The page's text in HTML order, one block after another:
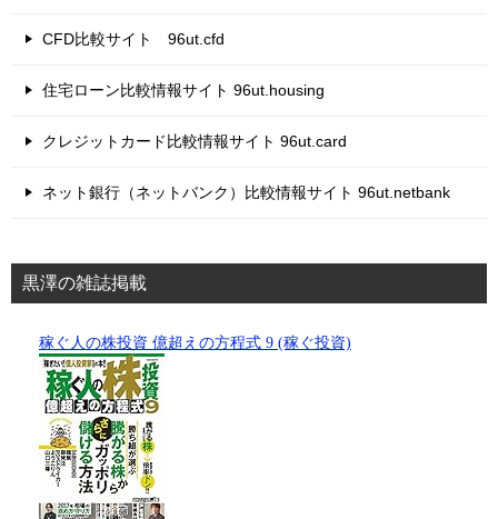
CFD比較サイト 96ut.cfd
住宅ローン比較情報サイト 96ut.housing
クレジットカード比較情報サイト 96ut.card
ネット銀行（ネットバンク）比較情報サイト 96ut.netbank
黒澤の雑誌掲載
稼ぐ人の株投資 億超えの方程式 9 (稼ぐ投資)